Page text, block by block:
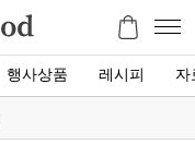
행사상품 레시피 자